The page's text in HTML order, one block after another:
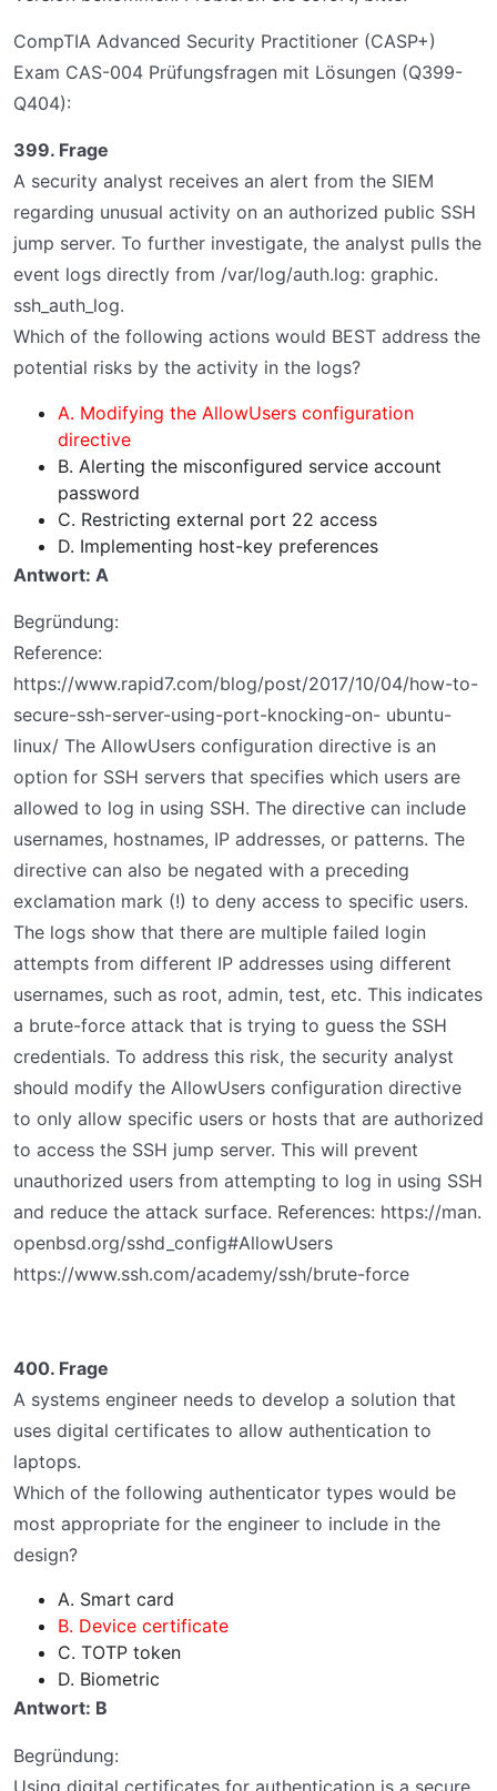
CompTIA Advanced Security Practitioner (CASP+)
Exam CAS-004 Prüfungsfragen mit Lösungen (Q399-
Q404):
399. Frage
A security analyst receives an alert from the SIEM
regarding unusual activity on an authorized public SSH
jump server. To further investigate, the analyst pulls the
event logs directly from /var/log/auth.log: graphic.
ssh_auth_log.
Which of the following actions would BEST address the
potential risks by the activity in the logs?
A. Modifying the AllowUsers configuration
directive
B. Alerting the misconfigured service account
password
C. Restricting external port 22 access
D. Implementing host-key preferences
Antwort: A
Begründung:
Reference:
https://www.rapid7.com/blog/post/2017/10/04/how-to-
secure-ssh-server-using-port-knocking-on- ubuntu-
linux/ The AllowUsers configuration directive is an
option for SSH servers that specifies which users are
allowed to log in using SSH. The directive can include
usernames, hostnames, IP addresses, or patterns. The
directive can also be negated with a preceding
exclamation mark (!) to deny access to specific users.
The logs show that there are multiple failed login
attempts from different IP addresses using different
usernames, such as root, admin, test, etc. This indicates
a brute-force attack that is trying to guess the SSH
credentials. To address this risk, the security analyst
should modify the AllowUsers configuration directive
to only allow specific users or hosts that are authorized
to access the SSH jump server. This will prevent
unauthorized users from attempting to log in using SSH
and reduce the attack surface. References: https://man.
openbsd.org/sshd_config#AllowUsers
https://www.ssh.com/academy/ssh/brute-force
400. Frage
A systems engineer needs to develop a solution that
uses digital certificates to allow authentication to
laptops.
Which of the following authenticator types would be
most appropriate for the engineer to include in the
design?
A. Smart card
B. Device certificate
C. TOTP token
D. Biometric
Antwort: B
Begründung:
Using digital certificates for authentication is a secure